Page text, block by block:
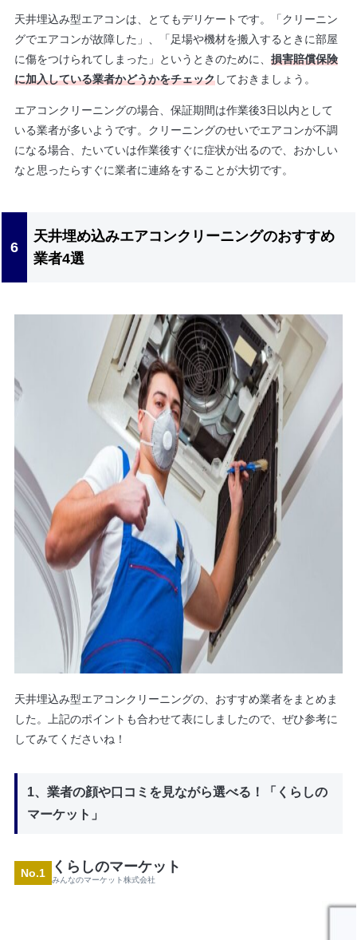
天井埋込み型エアコンは、とてもデリケートです。「クリーニン
グでエアコンが故障した」、「足場や機材を搬入するときに部屋
に傷をつけられてしまった」というときのために、 損害賠償保険
に加入している業者かどうかをチェックしておきましょう。
エアコンクリーニングの場合、保証期間は作業後3日以内として
いる業者が多いようです。クリーニングのせいでエアコンが不調
になる場合、たいていは作業後すぐに症状が出るので、おかしい
なと思ったらすぐに業者に連絡をすることが大切です。
天井埋め込みエアコンクリーニングのおすすめ
業者4選
天井埋込み型エアコンクリーニングの、おすすめ業者をまとめま
した。上記のポイントも合わせて表にしましたので、ぜひ参考に
してみてくださいね！
1、業者の顔や口コミを見ながら選べる！「くらしの
マーケット」
No.1 くらしのマーケット
みんなのマーケット株式会社